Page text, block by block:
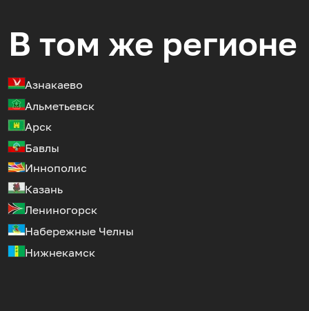
В том же регионе
Азнакаево
Альметьевск
Арск
Бавлы
Иннополис
Казань
Лениногорск
Набережные Челны
Нижнекамск